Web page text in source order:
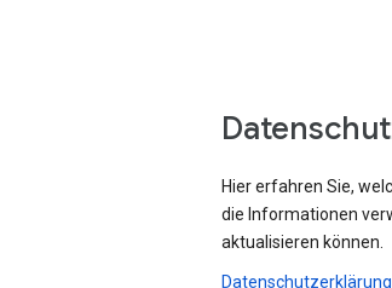
Hier erfahren Sie,
die Informationen
aktualisieren können.